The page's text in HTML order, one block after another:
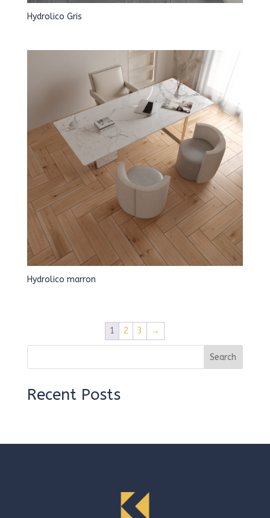
Hydrolico Gris
Hydrolico marron
1 2 3 →
Search
Recent Posts